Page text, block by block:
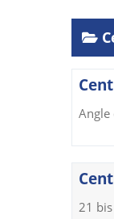
Angle
21